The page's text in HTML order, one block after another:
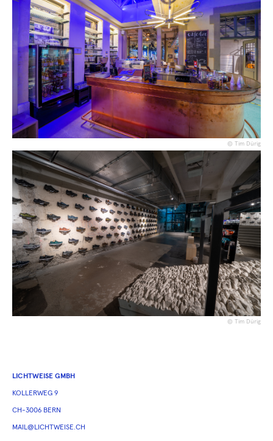
© Tim Dürig
© Tim Dürig
LICHTWEISE GMBH
KOLLERWEG 9
CH-3006 BERN
MAIL@LICHTWEISE.CH